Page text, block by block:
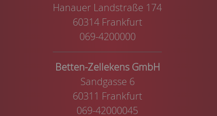
Hanauer Landstraße 174
60314 Frankfurt
069-4200000
Betten-Zellekens GmbH
Sandgasse 6
60311 Frankfurt
069-42000045